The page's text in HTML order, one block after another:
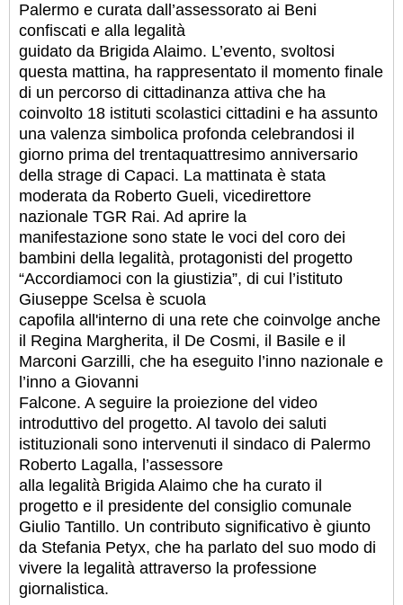
Palermo e curata dall’assessorato ai Beni
confiscati e alla legalità
guidato da Brigida Alaimo. L’evento, svoltosi
questa mattina, ha rappresentato il momento finale
di un percorso di cittadinanza attiva che ha
coinvolto 18 istituti scolastici cittadini e ha assunto
una valenza simbolica profonda celebrandosi il
giorno prima del trentaquattresimo anniversario
della strage di Capaci. La mattinata è stata
moderata da Roberto Gueli, vicedirettore
nazionale TGR Rai. Ad aprire la
manifestazione sono state le voci del coro dei
bambini della legalità, protagonisti del progetto
“Accordiamoci con la giustizia”, di cui l’istituto
Giuseppe Scelsa è scuola
capofila all'interno di una rete che coinvolge anche
il Regina Margherita, il De Cosmi, il Basile e il
Marconi Garzilli, che ha eseguito l’inno nazionale e
l’inno a Giovanni
Falcone. A seguire la proiezione del video
introduttivo del progetto. Al tavolo dei saluti
istituzionali sono intervenuti il sindaco di Palermo
Roberto Lagalla, l’assessore
alla legalità Brigida Alaimo che ha curato il
progetto e il presidente del consiglio comunale
Giulio Tantillo. Un contributo significativo è giunto
da Stefania Petyx, che ha parlato del suo modo di
vivere la legalità attraverso la professione
giornalistica.